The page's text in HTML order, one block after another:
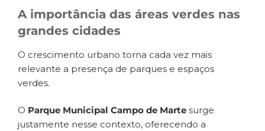
A importância das áreas verdes nas
grandes cidades
O crescimento urbano torna cada vez mais
relevante a presença de parques e espaços
verdes.
O Parque Municipal Campo de Marte surge
justamente nesse contexto, oferecendo a